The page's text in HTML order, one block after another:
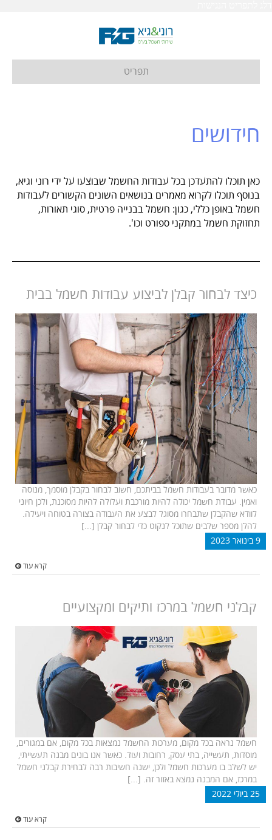
תפריט
חידושים
כאן תוכלו להתעדכן בכל עבודות החשמל שבוצעו על ידי רוני וגיא,
בנוסף תוכלו לקרוא מאמרים בנושאים השונים הקשורים לעבודות
חשמל באופן כללי, כגון: חשמל בבנייה פרטית, סוגי תאורות,
תחזוקת חשמל במתקני ספורט וכו'.
קרא עוד
כיצד לבחור קבלן לביצוע עבודות חשמל בבית
כאשר מדובר בעבודות חשמל בביתכם, חשוב לבחור בקבלן מוסמך, מנוסה
ואמין. עבודת חשמל יכולה להיות מורכבת ועלולה להיות מסוכנת, ולכן חיוני
לוודא שהקבלן שתבחרו מסוגל לבצע את העבודה בצורה בטוחה ויעילה.
להלן מספר שלבים שתוכל לנקוט כדי לבחור קבלן [...]
9 בינואר 2023
קרא עוד
קבלני חשמל במרכז ותיקים ומקצועיים
חשמל נראה בכל מקום, מערכות החשמל נמצאות בכל מקום, אם במגורים,
מוסדות, תעשייה, בתי עסק, רחובות ועוד. כאשר אנו בונים מבנה תעשייתי,
יש לשלב בו מערכות חשמל ולכן, ישנה חשיבות רבה לבחירת קבלני חשמל
במרכז, אם המבנה נמצא באזור זה. [...]
25 ביולי 2022